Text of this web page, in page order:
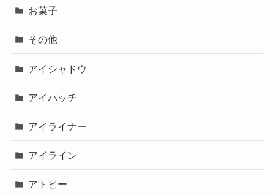
お菓子
その他
アイシャドウ
アイパッチ
アイライナー
アイライン
アトピー